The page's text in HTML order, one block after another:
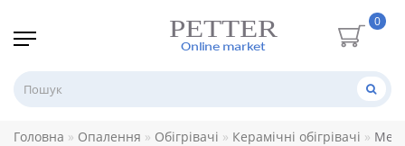
0
Головна Опалення Обігрівачі Керамічні обігрівачі